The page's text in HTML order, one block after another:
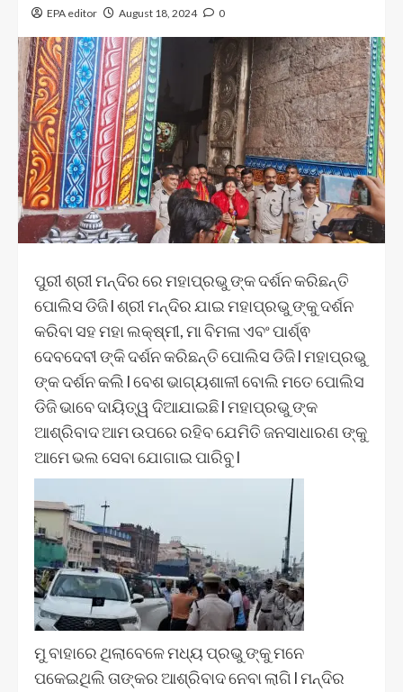
EPA editor August 18, 2024 0
ପୁରୀ ଶ୍ରୀ ମନ୍ଦିର ରେ ମହାପ୍ରଭୁ ଙ୍କ ଦର୍ଶନ କରିଛନ୍ତି
ପୋଲିସ ଡିଜି l ଶ୍ରୀ ମନ୍ଦିର ଯାଇ ମହାପ୍ରଭୁ ଙ୍କୁ ଦର୍ଶନ
କରିବା ସହ ମହା ଲକ୍ଷ୍ମୀ, ମା ବିମଳା ଏବଂ ପାର୍ଶ୍ଵ
ଦେବଦେବୀ ଙ୍କି ଦର୍ଶନ କରିଛନ୍ତି ପୋଲିସ ଡିଜି l ମହାପ୍ରଭୁ
ଙ୍କ ଦର୍ଶନ କଲି l ବେଶ ଭାଗ୍ୟଶାଳୀ ବୋଲି ମତେ ପୋଲିସ
ଡିଜି ଭାବେ ଦାୟିତ୍ୱ ଦିଆଯାଇଛି l ମହାପ୍ରଭୁ ଙ୍କ
ଆଶ୍ରିବାଦ ଆମ ଉପରେ ରହିବ ଯେମିତି ଜନସାଧାରଣ ଙ୍କୁ
ଆମେ ଭଲ ସେବା ଯୋଗାଇ ପାରିବୁ l
ମୁ ବାହାରେ ଥିଲାବେଳେ ମଧ୍ୟ ପ୍ରଭୁ ଙ୍କୁ ମନେ
ପକେଇଥିଲି ତାଙ୍କର ଆଶ୍ରିବାଦ ନେବା ଲାଗି l ମନ୍ଦିର